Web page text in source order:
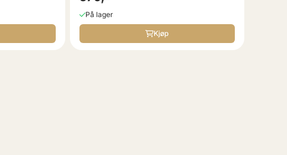
På lager
Kjøp